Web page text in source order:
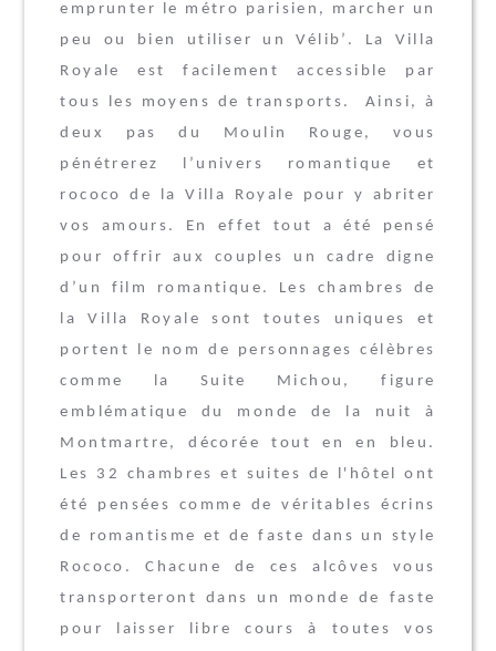
emprunter le métro parisien, marcher un
peu ou bien utiliser un Vélib’. La Villa
Royale est facilement accessible par
tous les moyens de transports. Ainsi, à
deux pas du Moulin Rouge, vous
pénétrerez l’univers romantique et
rococo de la Villa Royale pour y abriter
vos amours. En effet tout a été pensé
pour offrir aux couples un cadre digne
d’un film romantique. Les chambres de
la Villa Royale sont toutes uniques et
portent le nom de personnages célèbres
comme la Suite Michou, figure
emblématique du monde de la nuit à
Montmartre, décorée tout en en bleu.
L es 32 chambres et suites de l'hôtel ont
été pensées comme de véritables écrins
de romantisme et de faste dans un style
Rococo. Chacune de ces alcôves vous
transporteront dans un monde de faste
pour laisser libre cours à toutes vos